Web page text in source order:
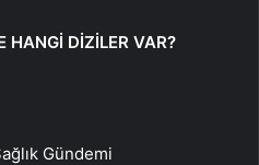
HANGİ DİZİLER VAR?
Gündemi